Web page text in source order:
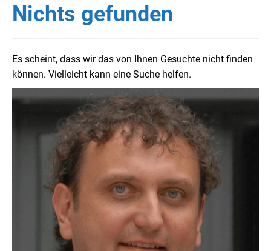
Nichts gefunden
Es scheint, dass wir das von Ihnen Gesuchte nicht finden
können. Vielleicht kann eine Suche helfen.